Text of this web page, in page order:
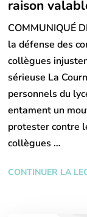
raison
COMMUNIQUÉ
la défense des
collègues
sérieuse La
personnels du
entament un
protester contre
collègues …
CONTINUER LA